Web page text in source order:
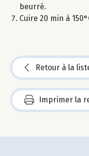
beurré.
Cuire 20 min à
Retour à la
Imprimer la